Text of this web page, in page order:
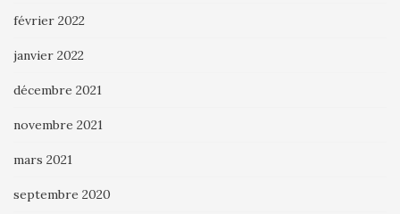
février 2022
janvier 2022
décembre 2021
novembre 2021
mars 2021
septembre 2020